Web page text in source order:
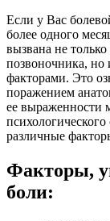
Если у Вас
более одного
вызвана не
позвоночника,
факторами. Это
поражением
ее выраженности
различные
Факторы,
боли: